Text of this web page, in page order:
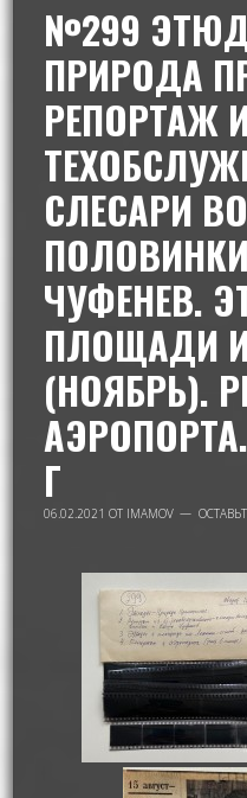
№299
ПРИРОДА
РЕПОРТАЖ
СЛЕСАРИ
ЧУФЕНЕВ.
ПЛОЩАДИ
(НОЯБРЬ).
Г
06.02.2021 ОТ IMAMOV